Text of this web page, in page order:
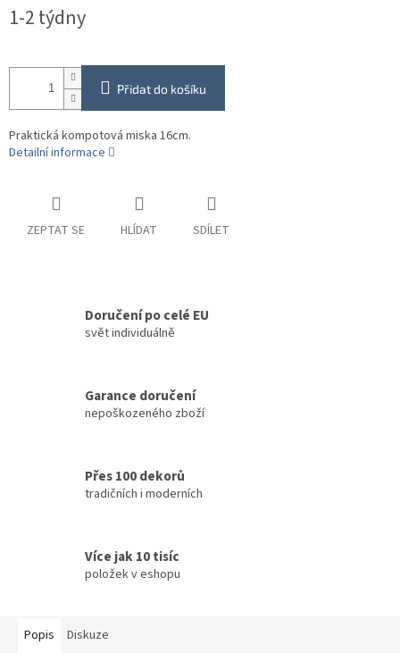
cena:
1-2 týdny
Přidat do košíku
Praktická kompotová miska 16cm.
Detailní informace
ZEPTAT SE HLÍDAT SDÍLET
Doručení po celé EU
svět individuálně
Garance doručení
nepoškozeného zboží
Přes 100 dekorů
tradičních i moderních
Více jak 10 tisíc
položek v eshopu
Popis Diskuze